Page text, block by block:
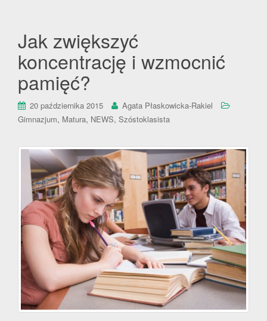
Jak zwiększyć
koncentrację i wzmocnić
pamięć?
20 października 2015
Agata Płaskowicka-Rakiel
Gimnazjum, Matura, NEWS, Szóstoklasista